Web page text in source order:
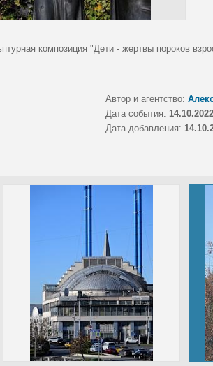
композиция "Дети - жертвы пороков
Автор и агентство:
Дата события: 14.10.2022
Дата добавления: